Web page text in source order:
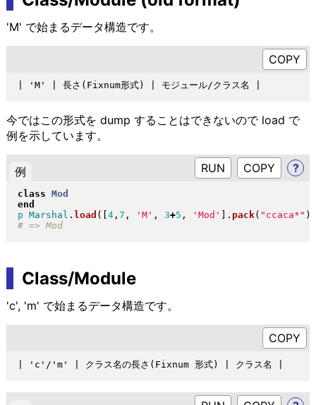
'M' で始まるデータ構造です。
今ではこの形式を dump することはできないので load で
例を示しています。
例 RUN ?
class Mod
end
p Marshal . load ( 4, 7 , 'M' , 3+5 , 'Mod' . pack( " ccaca* " )
# => Mod
Class/Module
'c', 'm' で始まるデータ構造です。